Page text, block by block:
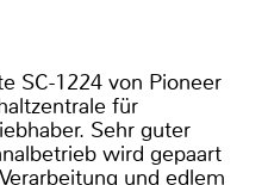
SC-1224 von Pioneer
für
Sehr guter
wird gepaart
und edlem